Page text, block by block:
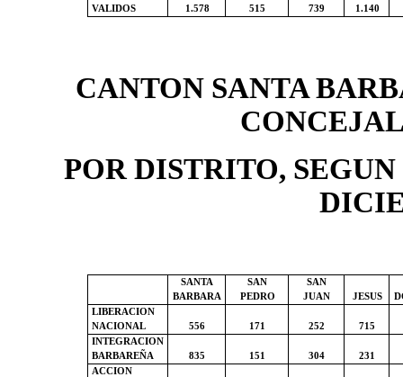
VALIDOS
1.578 515 739 1.140
CANTON SANTA
POR DISTRITO,
SANTA
BARBARA
SAN
PEDRO
SAN
JUAN
JESUS
LIBERACION
NACIONAL
556 171 252
715
INTEGRACION
BARBAREÑA
835 151 304
231
ACCION